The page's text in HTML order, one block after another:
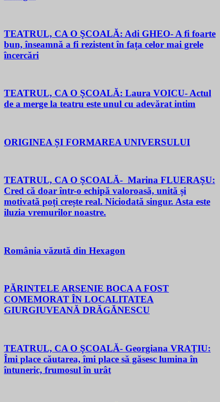
TEATRUL, CA O ŞCOALĂ: Adi GHEO- A fi foarte
bun, înseamnă a fi rezistent în fața celor mai grele
încercări
TEATRUL, CA O ŞCOALĂ: Laura VOICU- Actul
de a merge la teatru este unul cu adevărat intim
ORIGINEA ȘI FORMAREA UNIVERSULUI
TEATRUL, CA O ŞCOALĂ- Marina FLUERAŞU:
Cred că doar într-o echipă valoroasă, unită și
motivată poți crește real. Niciodată singur. Asta este
iluzia vremurilor noastre.
România văzută din Hexagon
PĂRINTELE ARSENIE BOCA A FOST
COMEMORAT ÎN LOCALITATEA
GIURGIUVEANĂ DRĂGĂNESCU
TEATRUL, CA O ŞCOALĂ- Georgiana VRAŢIU:
Îmi place căutarea, îmi place să găsesc lumina în
întuneric, frumosul în urât